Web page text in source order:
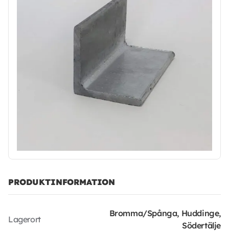
PRODUKTINFORMATION
Lagerort
Bromma/Spånga, Huddinge,
Södertälje